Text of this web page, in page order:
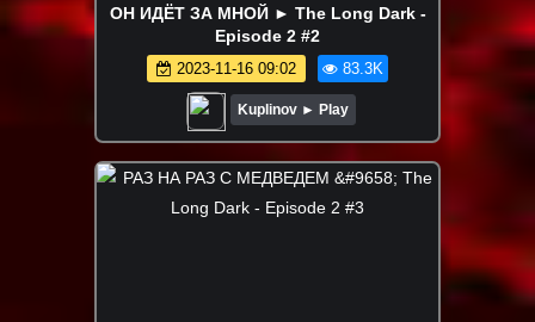
ОН ИДЁТ ЗА МНОЙ ► The Long Dark -
Episode 2 #2
2023-11-16 09:02 83.3K
Kuplinov ► Play